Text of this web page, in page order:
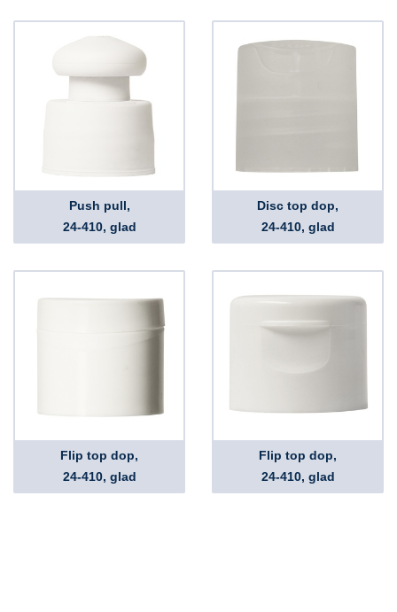
Push pull,
24-410, glad
Disc top dop,
24-410, glad
Flip top dop,
24-410, glad
Flip top dop,
24-410, glad